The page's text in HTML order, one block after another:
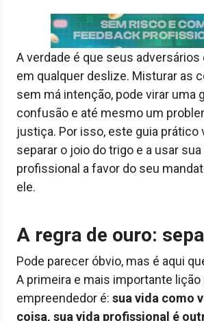
A verdade é que seus adversários
em qualquer deslize. Misturar as
sem má intenção, pode virar uma
confusão e até mesmo um
justiça. Por isso, este guia prático
separar o joio do trigo e a usar
profissional a favor do seu
ele.
A regra de ouro:
Pode parecer óbvio, mas é aqui
A primeira e mais importante lição
empreendedor é: sua vida como
coisa, sua vida profissional é